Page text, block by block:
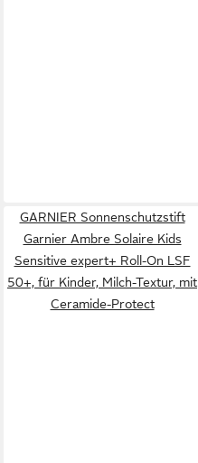
GARNIER Sonnenschutzstift
Garnier Ambre Solaire Kids
Sensitive expert+ Roll-On LSF
50+, für Kinder, Milch-Textur, mit
Ceramide-Protect